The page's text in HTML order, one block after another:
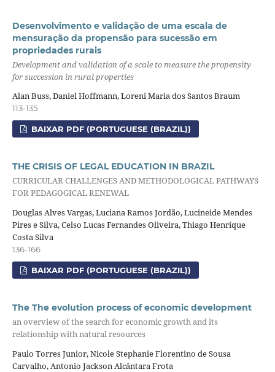
Desenvolvimento e validação de uma escala de
mensuração da propensão para sucessão em
propriedades rurais
Development and validation of a scale to measure the propensity
for succession in rural properties
Alan Buss, Daniel Hoffmann, Loreni Maria dos Santos Braum
113-135
BAIXAR PDF (PORTUGUESE (BRAZIL))
THE CRISIS OF LEGAL EDUCATION IN BRAZIL
CURRICULAR CHALLENGES AND METHODOLOGICAL PATHWAYS
FOR PEDAGOGICAL RENEWAL
Douglas Alves Vargas, Luciana Ramos Jordão, Lucineide Mendes
Pires e Silva, Celso Lucas Fernandes Oliveira, Thiago Henrique
Costa Silva
136-166
BAIXAR PDF (PORTUGUESE (BRAZIL))
The The evolution process of economic development
an overview of the search for economic growth and its
relationship with natural resources
Paulo Torres Junior, Nicole Stephanie Florentino de Sousa
Carvalho, Antonio Jackson Alcântara Frota